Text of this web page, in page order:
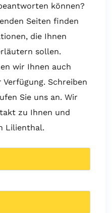
können?
Seiten finden
die Ihnen
sollen.
wir Ihnen auch
Schreiben
Sie uns an. Wir
zu Ihnen und
Lilienthal.